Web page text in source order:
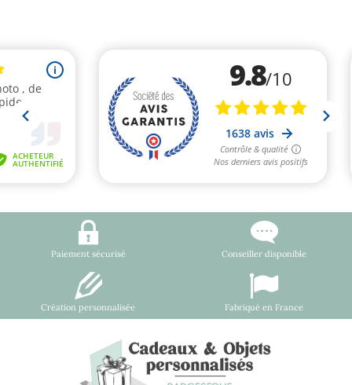
Paiement sécurisé Conseiller disponible
Création personnalisée Fabriqué en France